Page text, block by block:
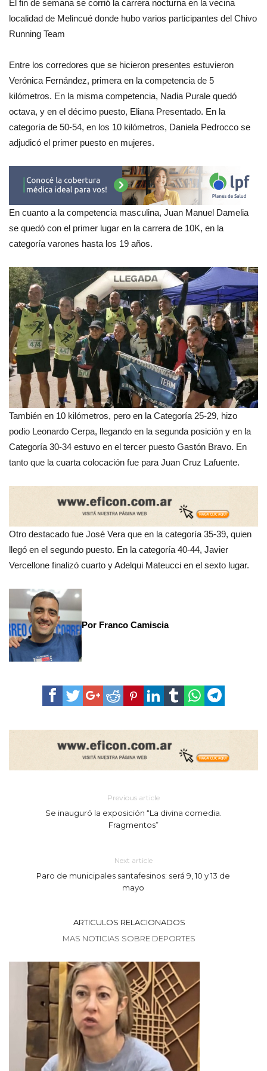
El fin de semana se corrió la carrera nocturna en la vecina
localidad de Melincué donde hubo varios participantes del Chivo
Running Team
Entre los corredores que se hicieron presentes estuvieron
Verónica Fernández, primera en la competencia de 5
kilómetros. En la misma competencia, Nadia Purale quedó
octava, y en el décimo puesto, Eliana Presentado. En la
categoría de 50-54, en los 10 kilómetros, Daniela Pedrocco se
adjudicó el primer puesto en mujeres.
En cuanto a la competencia masculina, Juan Manuel Damelia
se quedó con el primer lugar en la carrera de 10K, en la
categoría varones hasta los 19 años.
También en 10 kilómetros, pero en la Categoría 25-29, hizo
podio Leonardo Cerpa, llegando en la segunda posición y en la
Categoría 30-34 estuvo en el tercer puesto Gastón Bravo. En
tanto que la cuarta colocación fue para Juan Cruz Lafuente.
Otro destacado fue José Vera que en la categoría 35-39, quien
llegó en el segundo puesto. En la categoría 40-44, Javier
Vercellone finalizó cuarto y Adelqui Mateucci en el sexto lugar.
Por Franco Camiscia
Previous article
Se inauguró la exposición “La divina comedia.
Fragmentos”
Next article
Paro de municipales santafesinos: será 9, 10 y 13 de
mayo
ARTICULOS RELACIONADOS
MAS NOTICIAS SOBRE DEPORTES